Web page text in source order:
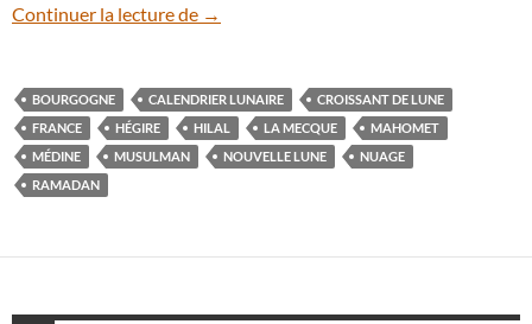
Continuer la lecture de Le croissant du Ramadan
→
BOURGOGNE CALENDRIER LUNAIRE
CROISSANT DE LUNE
FRANCE
HÉGIRE HILAL LA MECQUE
MAHOMET
MÉDINE
MUSULMAN NOUVELLE LUNE
NUAGE
RAMADAN